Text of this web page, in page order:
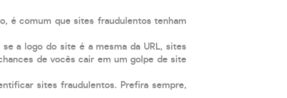
é comum que sites fraudulentos tenham
a logo do site é a mesma da URL, sites
de vocês cair em um golpe de site
sites fraudulentos. Prefira sempre,